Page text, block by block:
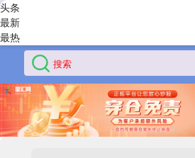
头条
最新
最热